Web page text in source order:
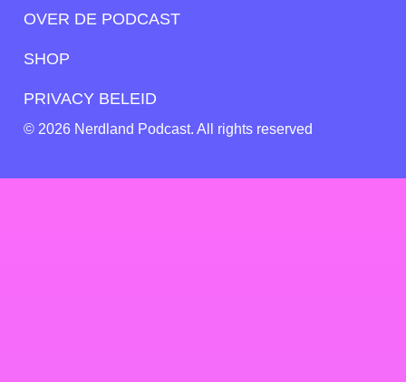
OVER DE PODCAST
SHOP
PRIVACY BELEID
© 2026 Nerdland Podcast. All rights reserved